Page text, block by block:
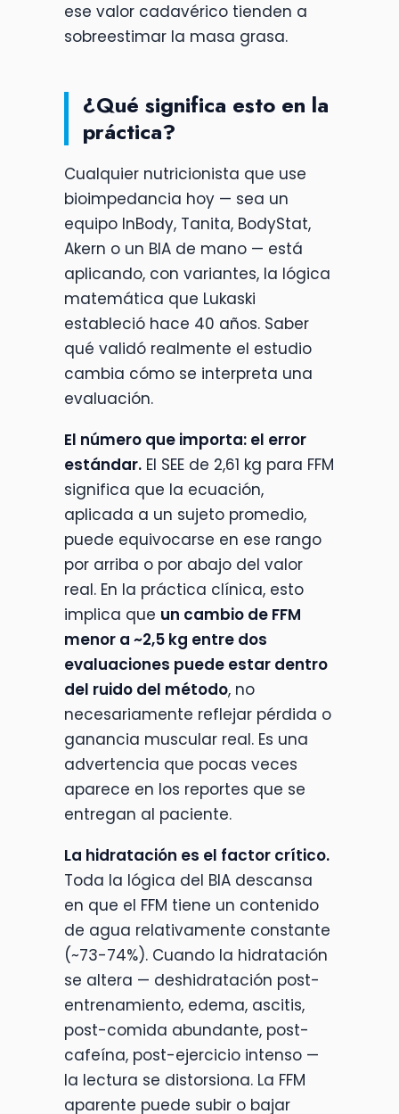
ese valor cadavérico tienden a
sobreestimar la masa grasa.
¿Qué significa esto en la
práctica?
Cualquier nutricionista que use
bioimpedancia hoy — sea un
equipo InBody, Tanita, BodyStat,
Akern o un BIA de mano — está
aplicando, con variantes, la lógica
matemática que Lukaski
estableció hace 40 años. Saber
qué validó realmente el estudio
cambia cómo se interpreta una
evaluación.
El número que importa: el error
estándar. El SEE de 2,61 kg para FFM
significa que la ecuación,
aplicada a un sujeto promedio,
puede equivocarse en ese rango
por arriba o por abajo del valor
real. En la práctica clínica, esto
implica que un cambio de FFM
menor a ~2,5 kg entre dos
evaluaciones puede estar dentro
del ruido del método, no
necesariamente reflejar pérdida o
ganancia muscular real. Es una
advertencia que pocas veces
aparece en los reportes que se
entregan al paciente.
La hidratación es el factor crítico.
Toda la lógica del BIA descansa
en que el FFM tiene un contenido
de agua relativamente constante
(~73-74%). Cuando la hidratación
se altera — deshidratación post-
entrenamiento, edema, ascitis,
post-comida abundante, post-
cafeína, post-ejercicio intenso —
la lectura se distorsiona. La FFM
aparente puede subir o bajar